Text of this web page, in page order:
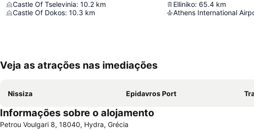
Castle Of Tselevinia: 10.2 km
Castle Of Dokos: 10.3 km
Elliniko: 65.4 km
Athens International
Veja as atrações nas imediações
Nissiza Epidavros Port
Informações sobre o alojamento
Petrou Voulgari 8, 18040, Hydra, Grécia